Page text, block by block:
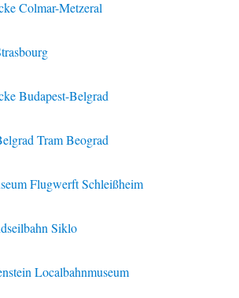
Colmar-Metzeral
Budapest-Belgrad
Tram Beograd
Flugwerft Schleißheim
Siklo
Localbahnmuseum